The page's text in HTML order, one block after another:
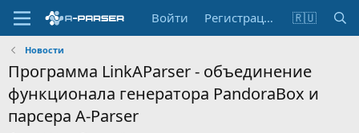
Войти Регистрация 🇷🇺
Новости
Программа LinkAParser - объединение
функционала генератора PandoraBox и
парсера A-Parser